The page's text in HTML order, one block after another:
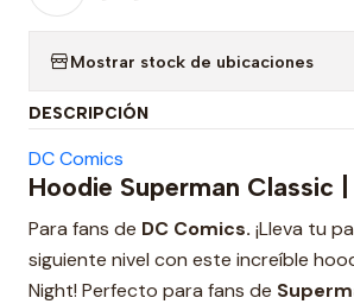
Mostrar stock de ubicaciones
DESCRIPCIÓN
DC Comics
Hoodie Superman Classic
Para fans de DC Comics. ¡Lleva tu
siguiente nivel con este increíble
Night! Perfecto para fans de